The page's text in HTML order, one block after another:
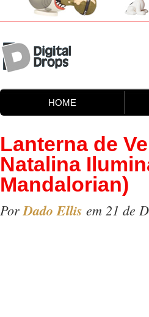
HOME
Lanterna de
Natalina
Mandalorian)
PorDado Ellis em 21 de